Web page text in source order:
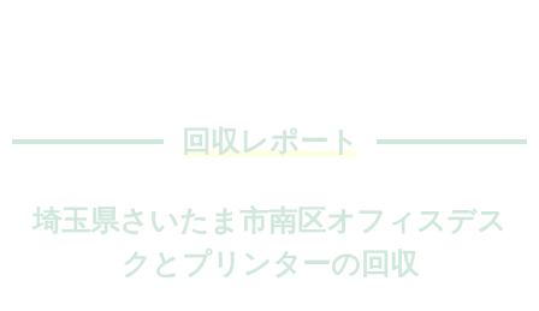
回収レポート
埼玉県さいたま市南区オフィスデス
クとプリンターの回収